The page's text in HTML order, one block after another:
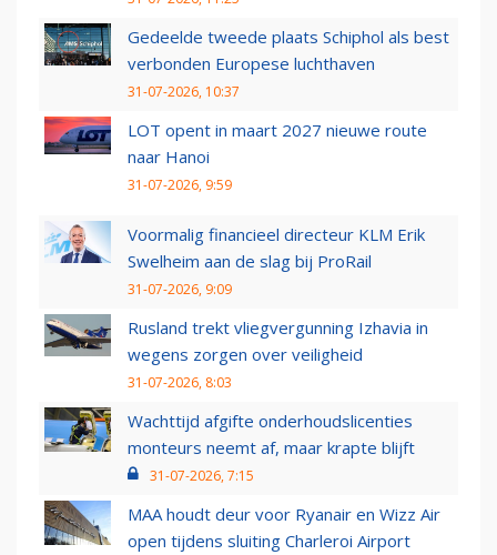
Gedeelde tweede plaats Schiphol als best
verbonden Europese luchthaven
31-07-2026, 10:37
LOT opent in maart 2027 nieuwe route
naar Hanoi
31-07-2026, 9:59
Voormalig financieel directeur KLM Erik
Swelheim aan de slag bij ProRail
31-07-2026, 9:09
Rusland trekt vliegvergunning Izhavia in
wegens zorgen over veiligheid
31-07-2026, 8:03
Wachttijd afgifte onderhoudslicenties
monteurs neemt af, maar krapte blijft
31-07-2026, 7:15
MAA houdt deur voor Ryanair en Wizz Air
open tijdens sluiting Charleroi Airport